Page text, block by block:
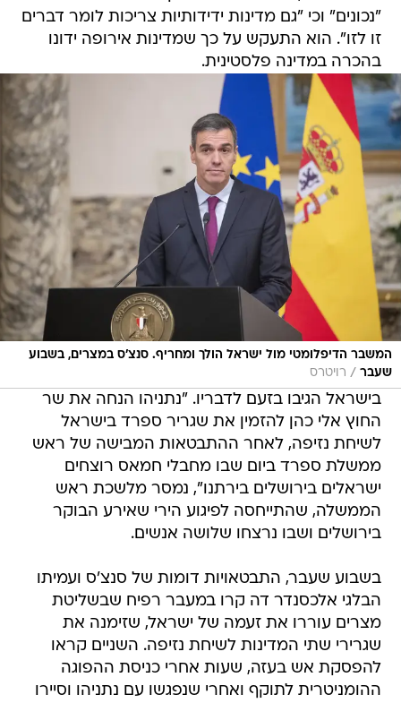
"נכונים" וכי "גם מדינות ידידותיות צריכות לומר דברים
זו לזו". הוא התעקש על כך שמדינות אירופה ידונו
בהכרה במדינה פלסטינית.
המשבר הדיפלומטי מול ישראל הולך ומחריף. סנצ'ס במצרים, בשבוע
שעבר / רויטרס
בישראל הגיבו בזעם לדבריו. "נתניהו הנחה את שר
החוץ אלי כהן להזמין את שגריר ספרד בישראל
לשיחת נזיפה, לאחר ההתבטאות המבישה של ראש
ממשלת ספרד ביום שבו מחבלי חמאס רוצחים
ישראלים בירושלים בירתנו", נמסר מלשכת ראש
הממשלה, שהתייחסה לפיגוע הירי שאירע הבוקר
בירושלים ושבו נרצחו שלושה אנשים.
בשבוע שעבר, התבטאויות דומות של סנצ'ס ועמיתו
הבלגי אלכסנדר דה קרו במעבר רפיח שבשליטת
מצרים עוררו את זעמה של ישראל, שזימנה את
שגרירי שתי המדינות לשיחת נזיפה. השניים קראו
להפסקת אש בעזה, שעות אחרי כניסת ההפוגה
ההומניטרית לתוקף ואחרי שנפגשו עם נתניהו וסיירו